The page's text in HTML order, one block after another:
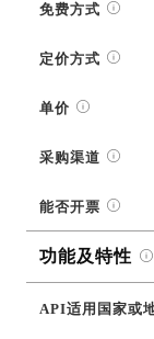
免费方式
定价方式
单价
采购渠道
能否开票
功能及特性
API适用国家或